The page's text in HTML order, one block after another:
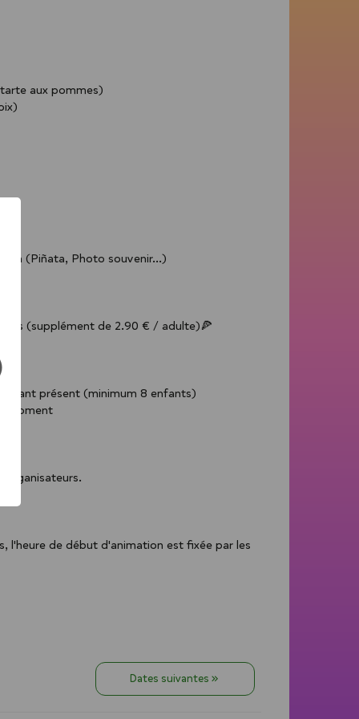
aux pommes)
(Piñata, Photo souvenir...)
(supplément de 2.90 € / adulte)🍕
présent (minimum 8 enfants)
moment
organisateurs.
l'heure de début d'animation est fixée par les
Dates suivantes